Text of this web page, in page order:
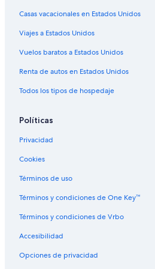
Hoteles con cocina en Greenwood
Hoteles con vista en Greenwood Village
Hoteles de La Quinta Inn & Suites en
Hoteles en Greenwood Village
Lodges en Greenwood Village
Hoteles cerca de Estación de tren Lincoln
Hoteles cerca de Danny Dietz Memorial
Hoteles cerca de Cervecería
Hoteles cerca de Park Meadows Mall
Hoteles de Four Seasons en Columbine
Hoteles 2 estrellas en Southglenn
Hoteles 4 estrellas en Lone Tree
Apartamentos en Lone Tree
Casas vacacionales en Estados Unidos
Viajes a Estados Unidos
Vuelos baratos a Estados Unidos
Renta de autos en Estados Unidos
Todos los tipos de hospedaje
Políticas
Privacidad
Cookies
Términos de uso
Términos y condiciones de One Key™
Términos y condiciones de Vrbo
Accesibilidad
Opciones de privacidad